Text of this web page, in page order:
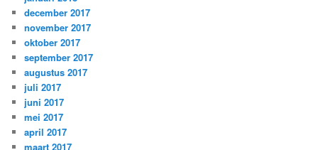
december 2017
november 2017
oktober 2017
september 2017
augustus 2017
juli 2017
juni 2017
mei 2017
april 2017
maart 2017